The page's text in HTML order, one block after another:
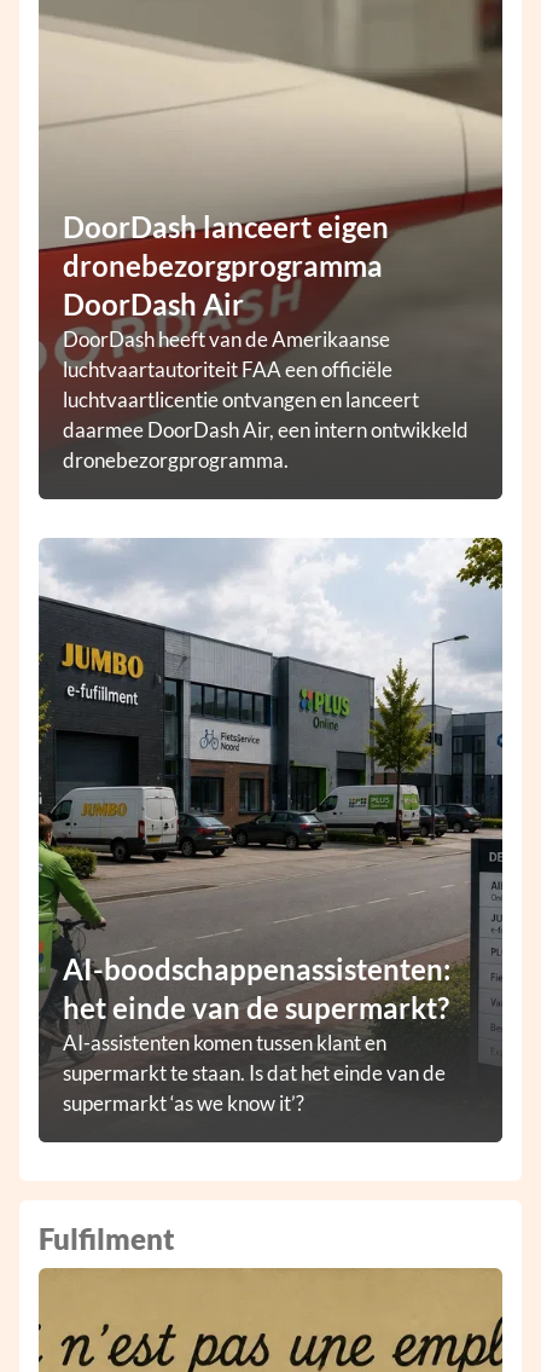
AI-boodschappenassistenten:
het einde van de supermarkt?
AI-assistenten komen tussen klant en
supermarkt te staan. Is dat het einde van de
supermarkt ‘as we know it’?
DoorDash lanceert eigen
dronebezorgprogramma
DoorDash Air
DoorDash heeft van de Amerikaanse
luchtvaartautoriteit FAA een officiële
luchtvaartlicentie ontvangen en lanceert
daarmee DoorDash Air, een intern ontwikkeld
dronebezorgprogramma.
Fulfilment